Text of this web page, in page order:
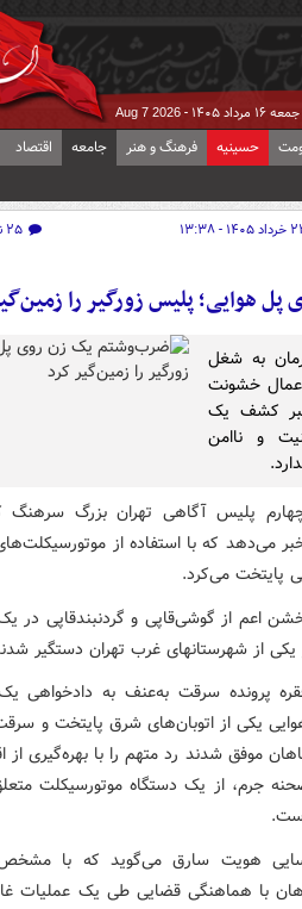
جمعه ۱۶ مرداد ۱۴۰۵ - Aug 7 2026
حسینیه فرهنگ و هنر جامعه اقتصاد
- ۱۳:۳۸ ۲۵ نظر
هوایی؛ پلیس زورگیر را
به شغل
خشونت
خبر کشف یک
و ناامن
چهارم پلیس آگاهی تهران بزرگ سرهنگ
می‌دهد که با استفاده از
پایتخت می‌کرد.
اعم از گوشی‌قاپی و گردنبندقاپی در
یکی از شهرستانهای غرب تهران دستگیر
پرونده سرقت به‌عنف به دادخواهی
یکی از اتوبان‌های شرق پایتخت و
ریال، کارآگاهان موفق شدند رد متهم را با بهره‌گیری
جرم، از یک دستگاه موتورسیکلت
هویت سارق می‌گوید که با
با هماهنگی قضایی طی یک عملیات